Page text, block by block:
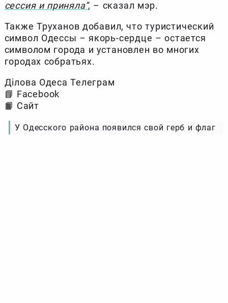
сессия и приняла”, – сказал мэр.
Также Труханов добавил, что туристический
символ Одессы – якорь-сердце – остается
символом города и установлен во многих
городах собратьях.
Ділова Одеса Телеграм
📘 Facebook
📙 Сайт
У Одесского района появился свой герб и флаг